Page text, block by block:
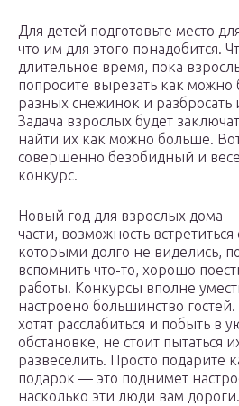
Для детей подготовьте место
что им для этого понадобится.
длительное время, пока
попросите вырезать как
разных снежинок и
Задача взрослых будет
найти их как можно больше.
совершенно безобидный и
конкурс.
Новый год для взрослых дома
части, возможность
которыми долго не виделись,
вспомнить что-то, хорошо
работы. Конкурсы вполне
настроено большинство
хотят расслабиться и побыть в
обстановке, не стоит пытаться
развеселить. Просто подарите
подарок — это поднимет
насколько эти люди вам дороги.